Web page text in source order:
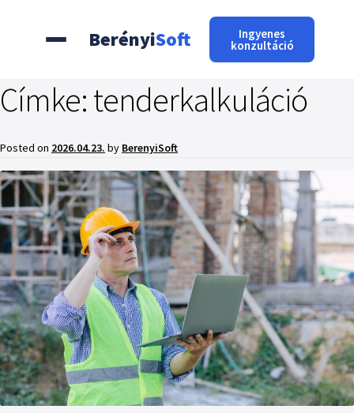
BerényiSoft Ingyenes
konzultáció
Címke:tenderkalkuláció
Posted on 2026.04.23. by BerenyiSoft